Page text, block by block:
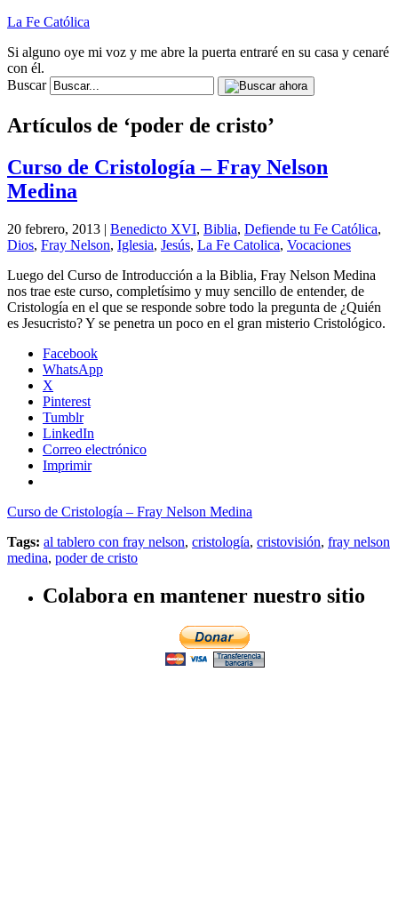
La Fe Católica
Si alguno oye mi voz y me abre la puerta entraré en su casa y cenaré
con él.
Buscar
Artículos de ‘poder de cristo’
Curso de Cristología – Fray Nelson
Medina
20 febrero, 2013 | Benedicto XVI, Biblia, Defiende tu Fe Católica,
Dios, Fray Nelson, Iglesia, Jesús, La Fe Catolica, Vocaciones
Luego del Curso de Introducción a la Biblia, Fray Nelson Medina
nos trae este curso, completísimo y muy sencillo de entender, de
Cristología en el que se responde sobre todo la pregunta de ¿Quién
es Jesucristo? Y se penetra un poco en el gran misterio Cristológico.
Facebook
WhatsApp
X
Pinterest
Tumblr
LinkedIn
Correo electrónico
Imprimir
Curso de Cristología – Fray Nelson Medina
Tags: al tablero con fray nelson, cristología, cristovisión, fray nelson
medina, poder de cristo
Colabora en mantener nuestro sitio